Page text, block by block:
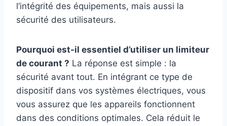
l’intégrité des équipements, mais aussi la
sécurité des utilisateurs.
Pourquoi est-il essentiel d’utiliser un limiteur
de courant ? La réponse est simple : la
sécurité avant tout. En intégrant ce type de
dispositif dans vos systèmes électriques, vous
vous assurez que les appareils fonctionnent
dans des conditions optimales. Cela réduit le